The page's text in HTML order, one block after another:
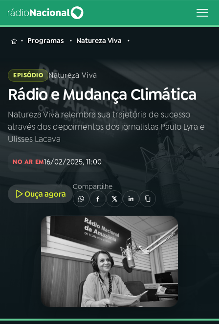
MENU
Buscar
na
Rádio
Nacional
Buscar
PROGRAMAÇÃO
PODCASTS
Programas Natureza Viva
EPISÓDIO Natureza Viva
Rádio e Mudança Climática
Natureza Viva relembra sua trajetória de sucesso
através dos depoimentos dos jornalistas Paulo Lyra e
Ulisses Lacava
NO AR EM16/02/2025, 11:00
Ouça agora
Compartilhe